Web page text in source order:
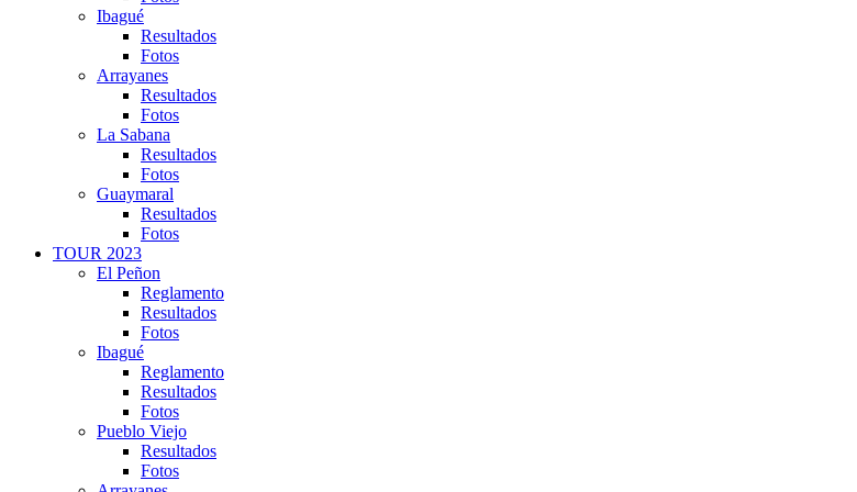
Ibagué
Resultados
Fotos
Arrayanes
Resultados
Fotos
La Sabana
Resultados
Fotos
Guaymaral
Resultados
Fotos
TOUR 2023
El Peñon
Reglamento
Resultados
Fotos
Ibagué
Reglamento
Resultados
Fotos
Pueblo Viejo
Resultados
Fotos